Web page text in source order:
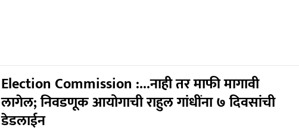
Election Commission :...नाही तर माफी मागावी
लागेल; निवडणूक आयोगाची राहुल गांधींना ७ दिवसांची
डेडलाईन